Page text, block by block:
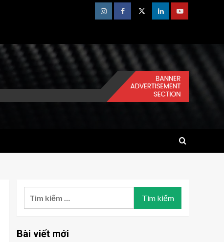
InstagramFacebookTwitterLinkedinYoutube
Bài viết mới